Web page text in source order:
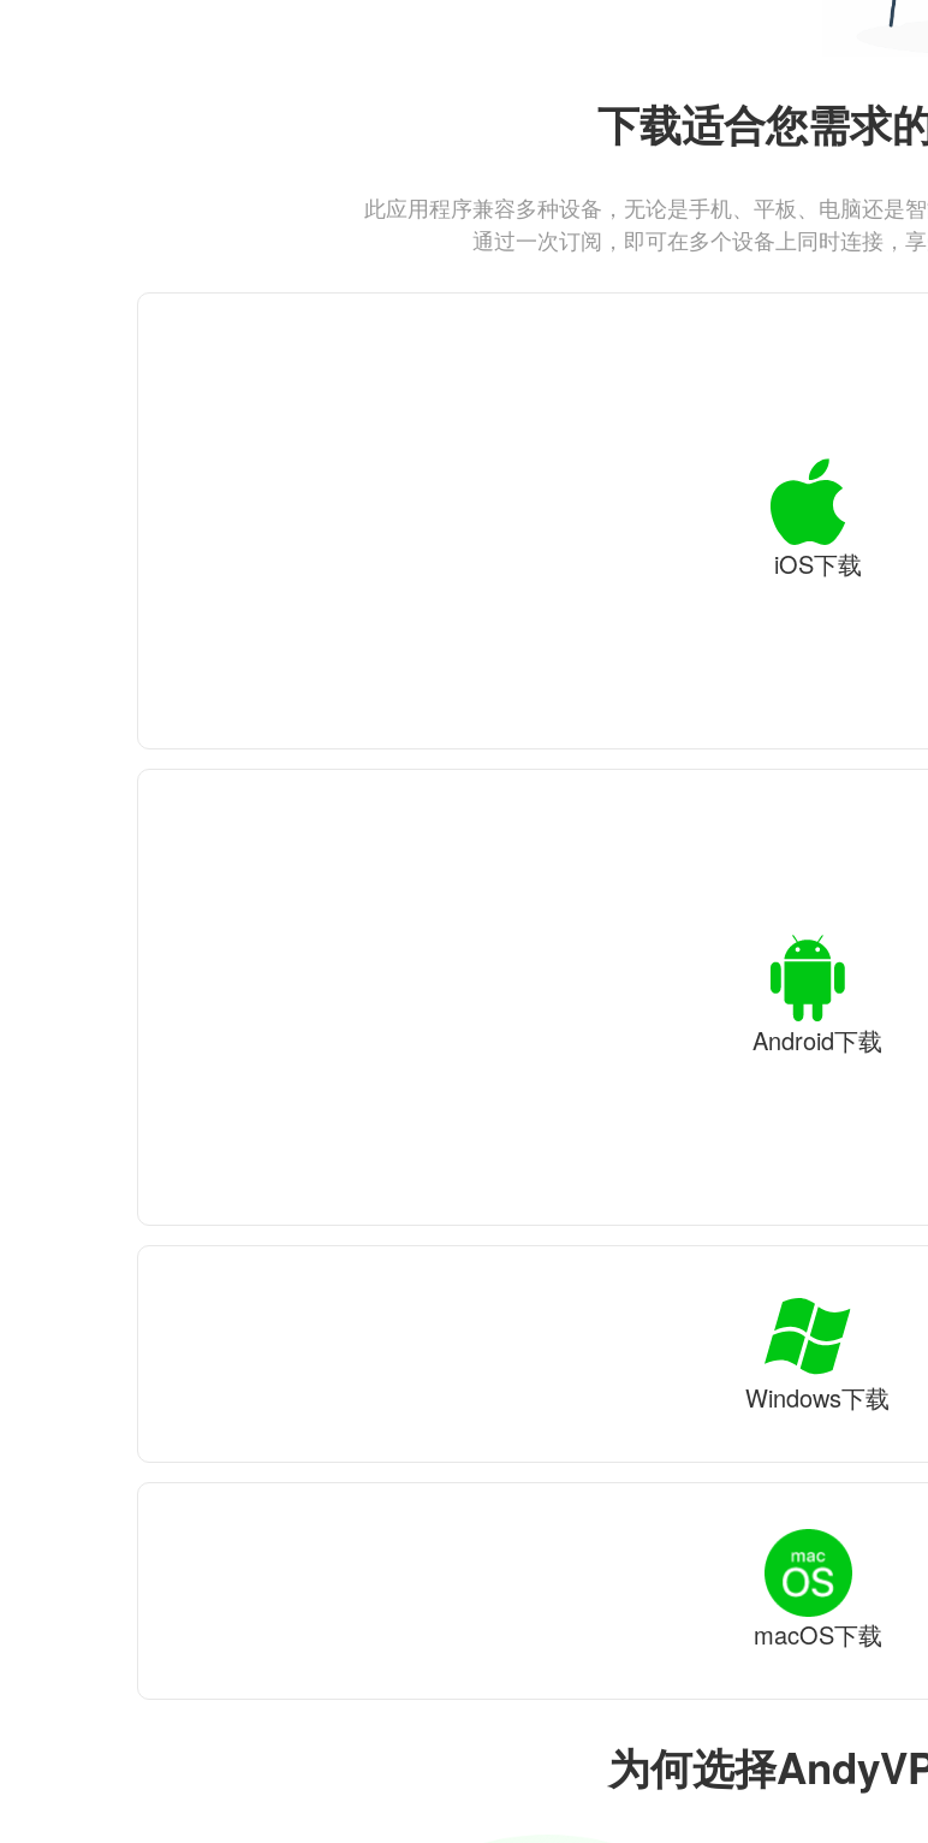
为何选择
下载适合您需求
此应用程序兼容多种设备，无论是手机、平板、电脑还是
通过一次订阅，即可在多个设备上同时连接，享
iOS下载
Android下载
Windows下载
macOS下载